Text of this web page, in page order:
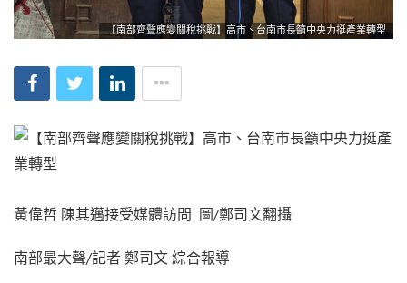
【南部齊聲應變關稅挑戰】高市、台南市長籲中央力挺產業轉型
黃偉哲 陳其邁接受媒體訪問 圖/鄭司文翻攝
南部最大聲/記者 鄭司文 綜合報導